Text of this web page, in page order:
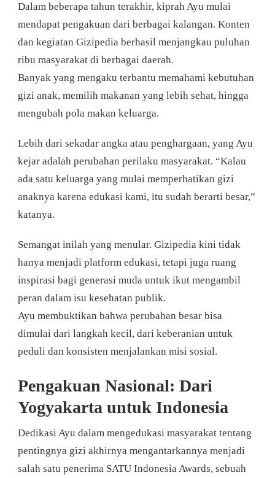
Dalam beberapa tahun terakhir, kiprah Ayu mulai
mendapat pengakuan dari berbagai kalangan. Konten
dan kegiatan Gizipedia berhasil menjangkau puluhan
ribu masyarakat di berbagai daerah.
Banyak yang mengaku terbantu memahami kebutuhan
gizi anak, memilih makanan yang lebih sehat, hingga
mengubah pola makan keluarga.
Lebih dari sekadar angka atau penghargaan, yang Ayu
kejar adalah perubahan perilaku masyarakat. “Kalau
ada satu keluarga yang mulai memperhatikan gizi
anaknya karena edukasi kami, itu sudah berarti besar,”
katanya.
Semangat inilah yang menular. Gizipedia kini tidak
hanya menjadi platform edukasi, tetapi juga ruang
inspirasi bagi generasi muda untuk ikut mengambil
peran dalam isu kesehatan publik.
Ayu membuktikan bahwa perubahan besar bisa
dimulai dari langkah kecil, dari keberanian untuk
peduli dan konsisten menjalankan misi sosial.
Pengakuan Nasional: Dari
Yogyakarta untuk Indonesia
Dedikasi Ayu dalam mengedukasi masyarakat tentang
pentingnya gizi akhirnya mengantarkannya menjadi
salah satu penerima SATU Indonesia Awards, sebuah